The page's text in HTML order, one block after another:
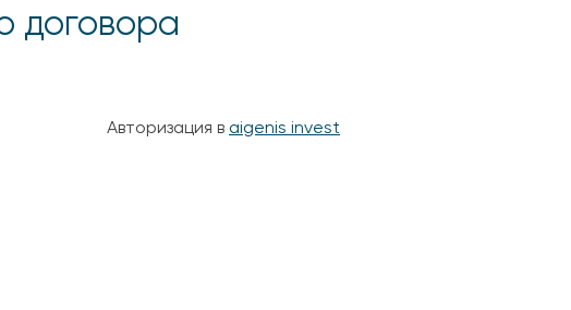
договора
Авторизация в aigenis invest